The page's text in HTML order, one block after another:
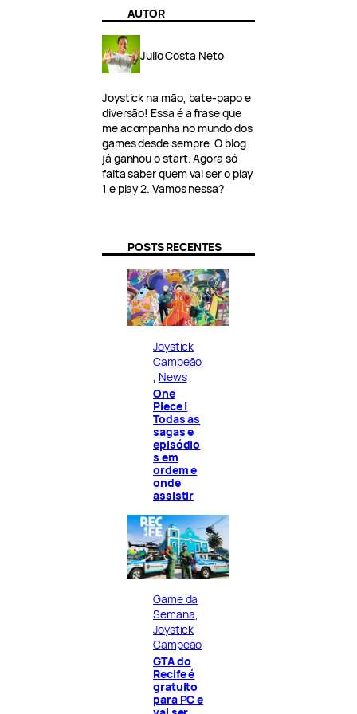
AUTOR
Julio Costa Neto
Joystick na mão, bate-papo e
diversão! Essa é a frase que
me acompanha no mundo dos
games desde sempre. O blog
já ganhou o start. Agora só
falta saber quem vai ser o play
1 e play 2. Vamos nessa?
POSTS RECENTES
Joystick
Campeão
News
One
Piece |
Todas as
sagas e
episódio
s em
ordem e
onde
assistir
Game da
Semana
Joystick
Campeão
GTA do
Recife é
gratuito
para PC e